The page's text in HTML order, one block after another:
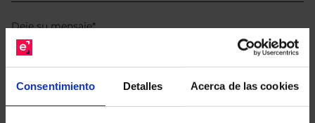
Consentimiento Detalles Acerca de las cookies
He leídola política de privacidad y consiento el